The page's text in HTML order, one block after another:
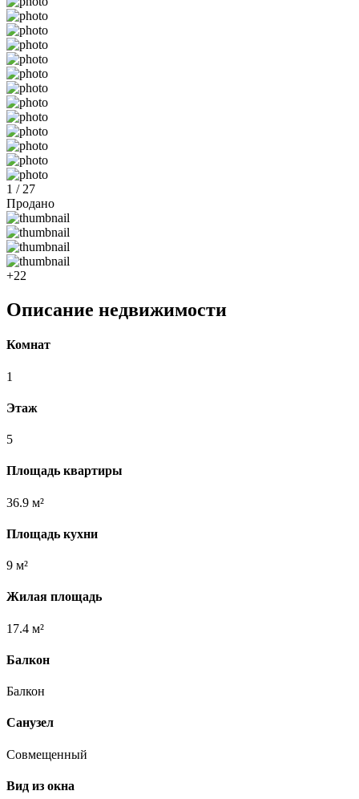
1 / 27
Продано
+22
Описание недвижимости
Комнат
1
Этаж
5
Площадь квартиры
36.9 м²
Площадь кухни
9 м²
Жилая площадь
17.4 м²
Балкон
Балкон
Санузел
Совмещенный
Вид из окна